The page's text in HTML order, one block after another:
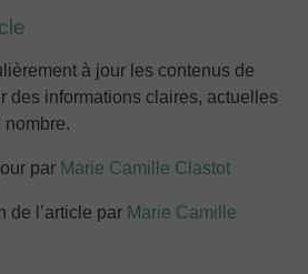
à jour les contenus de
des informations claires, actuelles
nombre.
par Marie Camille Clastot
de l’article par Marie Camille